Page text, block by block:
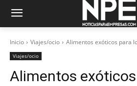
Inicio Viajes/ocio Alimentos exóticos para
Viajes/ocio
Alimentos